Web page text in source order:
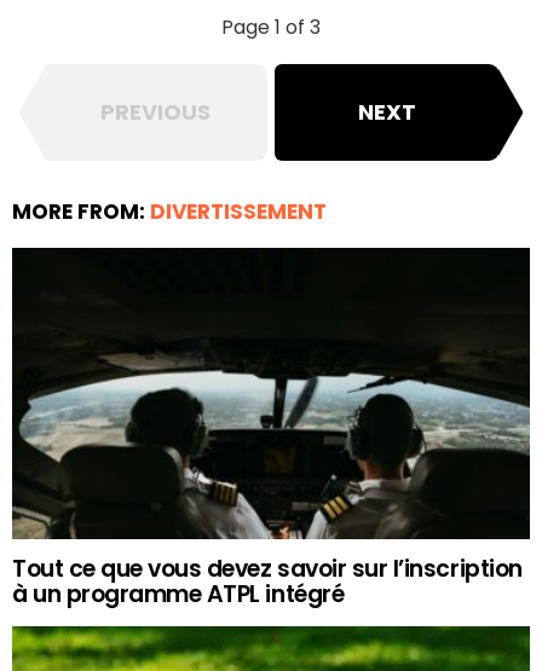
Page 1 of 3
PREVIOUS NEXT
MORE FROM: DIVERTISSEMENT
Tout ce que vous devez savoir sur l’inscription
à un programme ATPL intégré